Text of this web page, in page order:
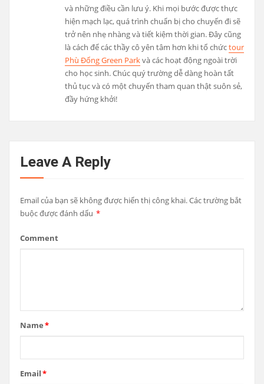
và những điều cần lưu ý. Khi mọi bước được thực
hiện mạch lạc, quá trình chuẩn bị cho chuyến đi sẽ
trở nên nhẹ nhàng và tiết kiệm thời gian. Đây cũng
là cách để các thầy cô yên tâm hơn khi tổ chứctour
Phù Đổng Green Parkvà các hoạt động ngoài trời
cho học sinh. Chúc quý trường dễ dàng hoàn tất
thủ tục và có một chuyến tham quan thật suôn sẻ,
đầy hứng khởi!
Leave A Reply
Email của bạn sẽ không được hiển thị công khai.Các trường bắt
buộc được đánh dấu *
Comment
Name*
Email*